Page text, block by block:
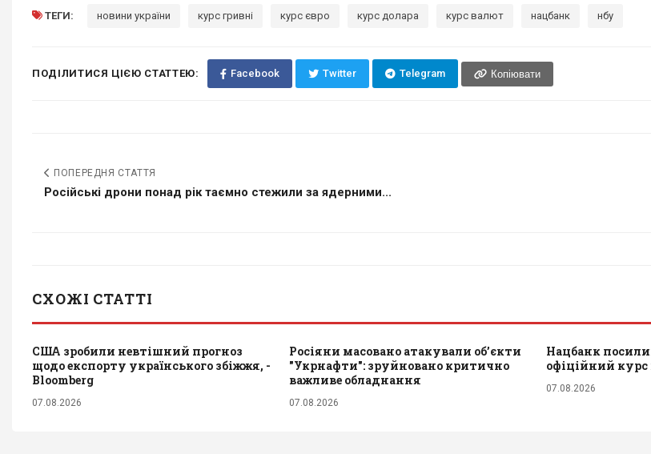
ТЕГИ: новини україни курс гривні курс євро курс долара курс валют нацбанк нбу
ПОДІЛИТИСЯ ЦІЄЮ СТАТТЕЮ: Facebook Twitter Telegram Копіювати
ПОПЕРЕДНЯ СТАТТЯ
Російські дрони понад рік таємно стежили за ядерними...
СХОЖІ СТАТТІ
США зробили невтішний прогноз
щодо експорту українського збіжжя, -
Bloomberg
07.08.2026
Росіяни масовано атакували обʼєкти
"Укрнафти": зруйновано критично
важливе обладнання
07.08.2026
Нацбанк
офіційний
07.08.2026